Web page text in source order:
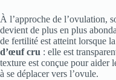
À l’approche de l’ovulation,
devient de plus en plus
de fertilité est atteint lorsque
d’œuf cru : elle est
texture est conçue pour aider
à se déplacer vers l’ovule.